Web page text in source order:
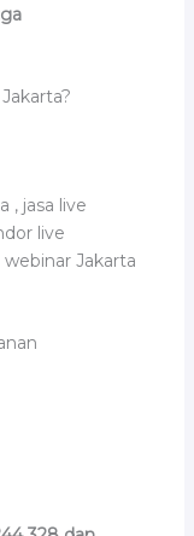
, jasa live
live
Jakarta